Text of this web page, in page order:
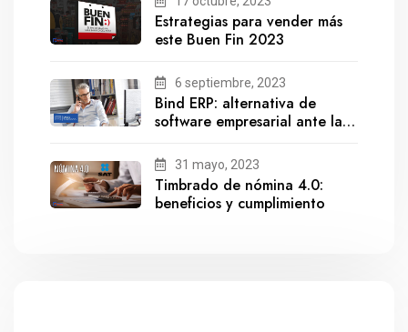
Estrategias para vender más
este Buen Fin 2023
6 septiembre, 2023
Bind ERP: alternativa de
software empresarial ante la
31 mayo, 2023
Timbrado de nómina 4.0:
beneficios y cumplimiento